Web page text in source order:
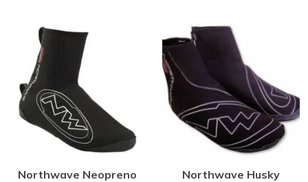
Northwave Neopreno
Northwave Husky